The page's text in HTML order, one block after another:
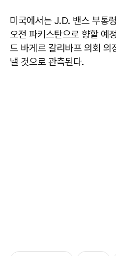
미국에서는 J.D. 밴스 부통
오전 파키스탄으로 향할 예
드 바게르 갈리바프 의회 의
낼 것으로 관측된다.